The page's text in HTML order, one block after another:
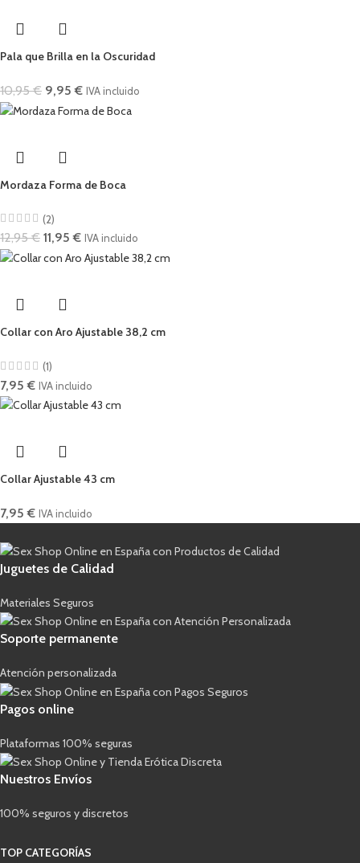
Pala que Brilla en la Oscuridad
10,95€ 9,95€ IVA incluido
Mordaza Forma de Boca
(2)
12,95€ 11,95€ IVA incluido
Collar con Aro Ajustable 38,2 cm
(1)
7,95€ IVA incluido
Collar Ajustable 43 cm
7,95€ IVA incluido
Juguetes de Calidad
Materiales Seguros
Soporte permanente
Atención personalizada
Pagos online
Plataformas 100% seguras
Nuestros Envíos
100% seguros y discretos
TOP CATEGORÍAS